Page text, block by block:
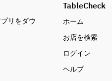
リをダウ
TableCheck
ホーム
お店を検索
ログイン
ヘルプ